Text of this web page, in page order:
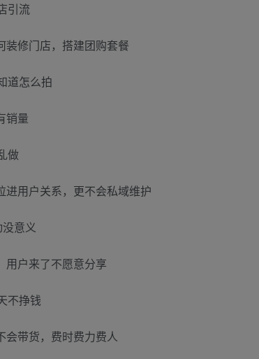
引流
装修门店，搭建团购套餐
道怎么拍
销量
做
进用户关系，更不会私域维护
意义
用户来了不愿意分享
不挣钱
会带货，费时费力费人